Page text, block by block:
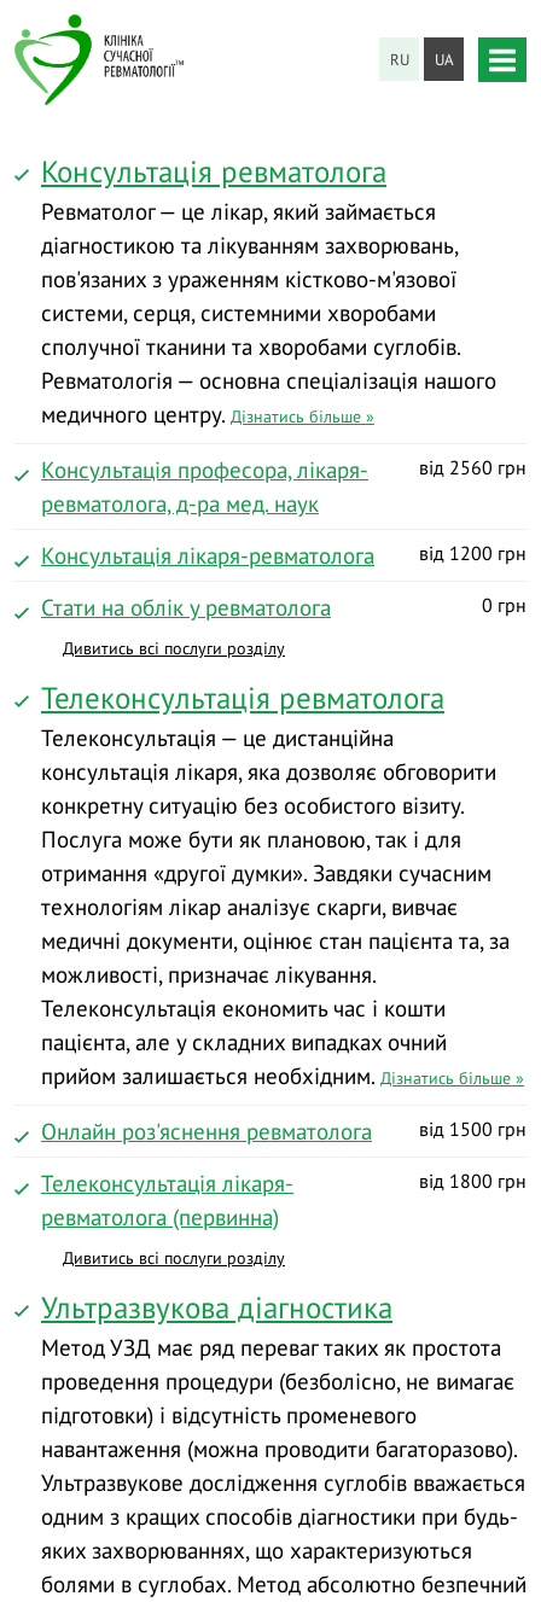
RU UA
Консультація ревматолога
Ревматолог — це лікар, який займається
діагностикою та лікуванням захворювань,
пов'язаних з ураженням кістково-м'язової
системи, серця, системними хворобами
сполучної тканини та хворобами суглобів.
Ревматологія — основна спеціалізація нашого
медичного центру. Дізнатись більше »
Консультація професора, лікаря-
ревматолога, д-ра мед. наук
від 2560 грн
Консультація лікаря-ревматолога від 1200 грн
Стати на облік у ревматолога 0 грн
Дивитись всі послуги розділу
Телеконсультація ревматолога
Телеконсультація — це дистанційна
консультація лікаря, яка дозволяє обговорити
конкретну ситуацію без особистого візиту.
Послуга може бути як плановою, так і для
отримання «другої думки». Завдяки сучасним
технологіям лікар аналізує скарги, вивчає
медичні документи, оцінює стан пацієнта та, за
можливості, призначає лікування.
Телеконсультація економить час і кошти
пацієнта, але у складних випадках очний
прийом залишається необхідним. Дізнатись більше »
Онлайн роз'яснення ревматолога від 1500 грн
Телеконсультація лікаря-
ревматолога (первинна)
від 1800 грн
Дивитись всі послуги розділу
Ультразвукова діагностика
Метод УЗД має ряд переваг таких як простота
проведення процедури (безболісно, не вимагає
підготовки) і відсутність променевого
навантаження (можна проводити багаторазово).
Ультразвукове дослідження суглобів вважається
одним з кращих способів діагностики при будь-
яких захворюваннях, що характеризуються
болями в суглобах. Метод абсолютно безпечний